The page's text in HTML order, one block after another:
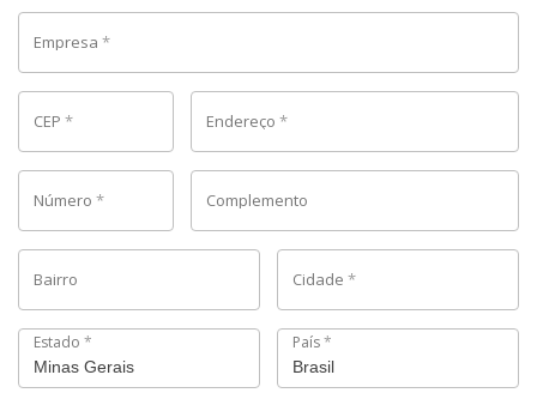
Empresa *
CEP * Endereço *
Número * Complemento
Bairro Cidade *
Estado * País*